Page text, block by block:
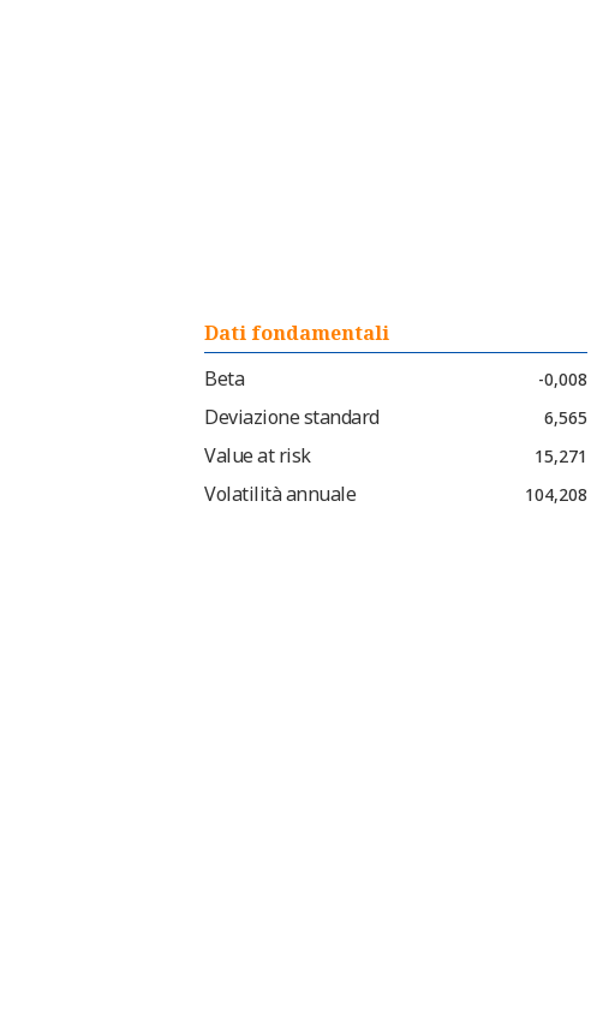
Dati fondamentali
Beta
-0,008
Deviazione standard 6,565
Value at risk 15,271
Volatilità annuale 104,208